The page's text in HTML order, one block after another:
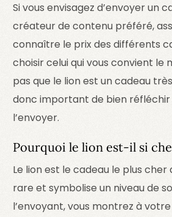
Si vous envisagez d’envoyer un
créateur de contenu préféré,
connaître le prix des différents
choisir celui qui vous convient le
pas que le lion est un cadeau
donc important de bien
l’envoyer.
Pourquoi le lion est-il si
Le lion est le cadeau le plus cher
rare et symbolise un niveau de
l’envoyant, vous montrez à